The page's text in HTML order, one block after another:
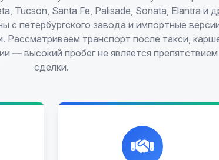
Tucson, Santa Fe, Palisade, Sonata, Elantra и
петербургского завода и импортные
транспорт после такси,
— высокий пробег не является
сделки.
с
Честная и
профессиональная
экспертиза, реклама,